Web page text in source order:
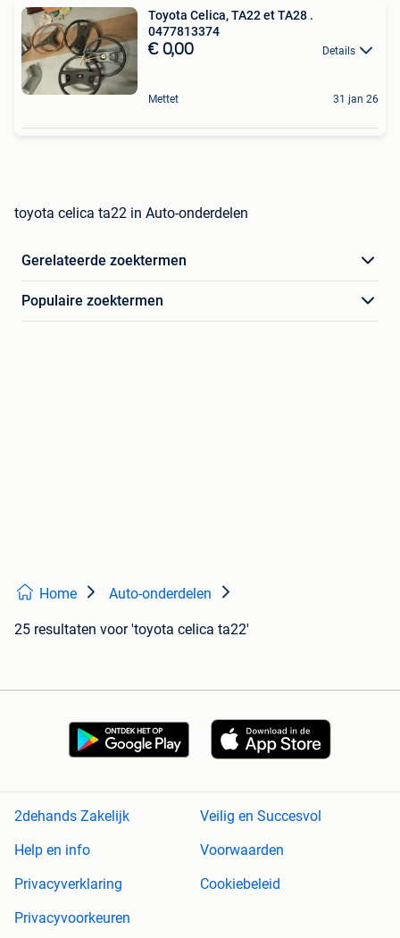
Toyota Celica, TA22 et TA28 .
0477813374
€ 0,00 Details
Mettet 31 jan 26
toyota celica ta22 in Auto-onderdelen
Gerelateerde zoektermen
Populaire zoektermen
Home Auto-onderdelen
25 resultaten voor 'toyota celica ta22'
2dehands Zakelijk
Veilig en Succesvol
Help en info
Voorwaarden
Privacyverklaring
Cookiebeleid
Privacyvoorkeuren